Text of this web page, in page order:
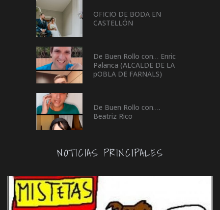
OFICIO DE BODA EN
CASTELLÓN
De Buen Rollo con… Enric
Palanca (ALCALDE DE LA
pOBLA DE FARNALS)
De Buen Rollo con….
Beatriz Rico
NOTICIAS PRINCIPALES